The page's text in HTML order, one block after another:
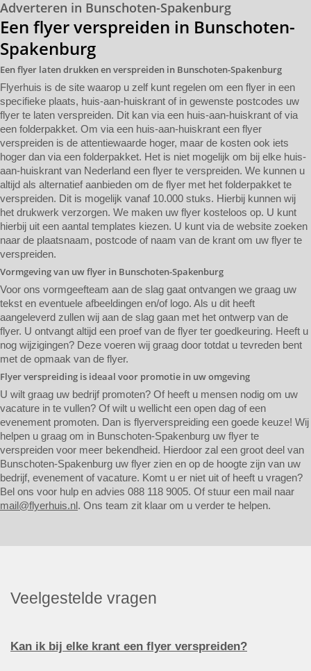
Adverteren in Bunschoten-Spakenburg
Een flyer verspreiden in Bunschoten-
Spakenburg
Een flyer laten drukken en verspreiden in Bunschoten-Spakenburg
Flyerhuis is de site waarop u zelf kunt regelen om een flyer in een
specifieke plaats, huis-aan-huiskrant of in gewenste postcodes uw
flyer te laten verspreiden. Dit kan via een huis-aan-huiskrant of via
een folderpakket. Om via een huis-aan-huiskrant een flyer
verspreiden is de attentiewaarde hoger, maar de kosten ook iets
hoger dan via een folderpakket. Het is niet mogelijk om bij elke huis-
aan-huiskrant van Nederland een flyer te verspreiden. We kunnen u
altijd als alternatief aanbieden om de flyer met het folderpakket te
verspreiden. Dit is mogelijk vanaf 10.000 stuks. Hierbij kunnen wij
het drukwerk verzorgen. We maken uw flyer kosteloos op. U kunt
hierbij uit een aantal templates kiezen. U kunt via de website zoeken
naar de plaatsnaam, postcode of naam van de krant om uw flyer te
verspreiden.
Vormgeving van uw flyer in Bunschoten-Spakenburg
Voor ons vormgeefteam aan de slag gaat ontvangen we graag uw
tekst en eventuele afbeeldingen en/of logo. Als u dit heeft
aangeleverd zullen wij aan de slag gaan met het ontwerp van de
flyer. U ontvangt altijd een proef van de flyer ter goedkeuring. Heeft u
nog wijzigingen? Deze voeren wij graag door totdat u tevreden bent
met de opmaak van de flyer.
Flyer verspreiding is ideaal voor promotie in uw omgeving
U wilt graag uw bedrijf promoten? Of heeft u mensen nodig om uw
vacature in te vullen? Of wilt u wellicht een open dag of een
evenement promoten. Dan is flyerverspreiding een goede keuze! Wij
helpen u graag om in Bunschoten-Spakenburg uw flyer te
verspreiden voor meer bekendheid. Hierdoor zal een groot deel van
Bunschoten-Spakenburg uw flyer zien en op de hoogte zijn van uw
bedrijf, evenement of vacature. Komt u er niet uit of heeft u vragen?
Bel ons voor hulp en advies 088 118 9005. Of stuur een mail naar
mail@flyerhuis.nl. Ons team zit klaar om u verder te helpen.
Veelgestelde vragen
Kan ik bij elke krant een flyer verspreiden?